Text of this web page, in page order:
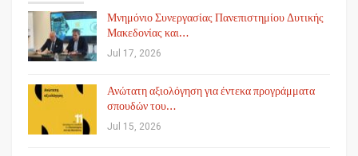
Μνημόνιο Συνεργασίας Πανεπιστημίου Δυτικής
Μακεδονίας και…
Jul 17, 2026
Ανώτατη αξιολόγηση για έντεκα προγράμματα
σπουδών του…
Jul 15, 2026